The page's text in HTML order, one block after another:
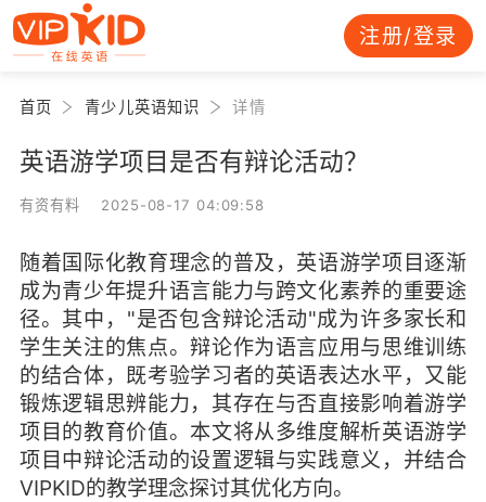
注册/登录
首页 青少儿英语知识 详情
英语游学项目是否有辩论活动？
有资有料 2025-08-17 04:09:58
随着国际化教育理念的普及，英语游学项目逐渐
成为青少年提升语言能力与跨文化素养的重要途
径。其中，"是否包含辩论活动"成为许多家长和
学生关注的焦点。辩论作为语言应用与思维训练
的结合体，既考验学习者的英语表达水平，又能
锻炼逻辑思辨能力，其存在与否直接影响着游学
项目的教育价值。本文将从多维度解析英语游学
项目中辩论活动的设置逻辑与实践意义，并结合
VIPKID的教学理念探讨其优化方向。